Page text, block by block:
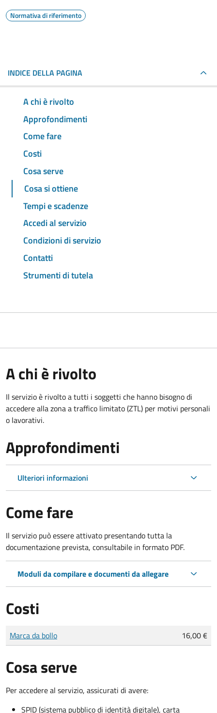
Normativa di riferimento
INDICE DELLA PAGINA
A chi è rivolto
Approfondimenti
Come fare
Costi
Cosa serve
Cosa si ottiene
Tempi e scadenze
Accedi al servizio
Condizioni di servizio
Contatti
Strumenti di tutela
A chi è rivolto
Il servizio è rivolto a tutti i soggetti che hanno bisogno di
accedere alla zona a traffico limitato (ZTL) per motivi personali
o lavorativi.
Approfondimenti
Ulteriori informazioni
Come fare
Il servizio può essere attivato presentando tutta la
documentazione prevista, consultabile in formato PDF.
Moduli da compilare e documenti da allegare
Costi
Tipo di pagamento
Importo
Marca da bollo 16,00 €
Cosa serve
Per accedere al servizio, assicurati di avere:
SPID (sistema pubblico di identità digitale), carta